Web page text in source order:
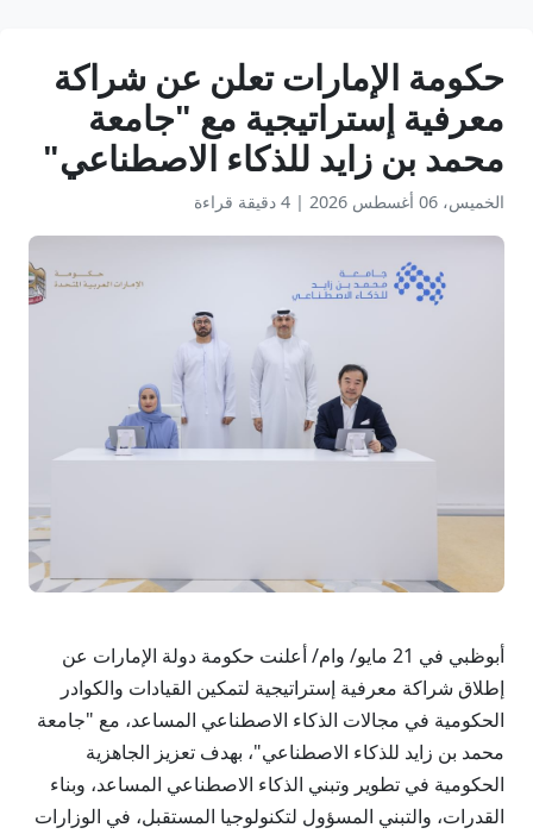
حكومة الإمارات تعلن عن شراكة
معرفية إستراتيجية مع "جامعة
محمد بن زايد للذكاء الاصطناعي"
الخميس، 06 أغسطس 2026 | 4 دقيقة قراءة
أبوظبي في 21 مايو/ وام/ أعلنت حكومة دولة الإمارات عن
إطلاق شراكة معرفية إستراتيجية لتمكين القيادات والكوادر
الحكومية في مجالات الذكاء الاصطناعي المساعد، مع "جامعة
محمد بن زايد للذكاء الاصطناعي"، بهدف تعزيز الجاهزية
الحكومية في تطوير وتبني الذكاء الاصطناعي المساعد، وبناء
القدرات، والتبني المسؤول لتكنولوجيا المستقبل، في الوزارات